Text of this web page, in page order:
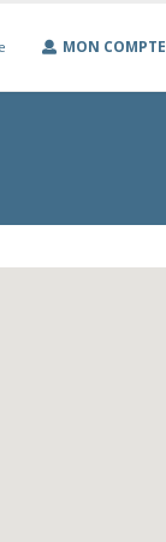
MON COMPTE